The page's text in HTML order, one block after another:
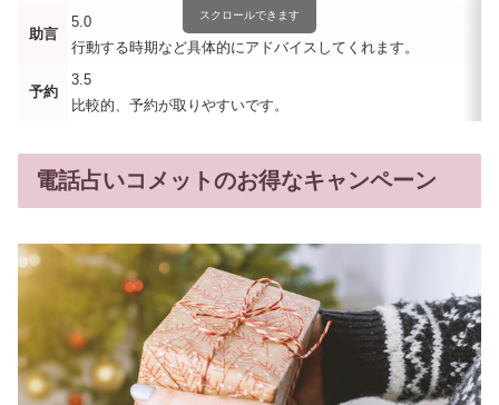
助言
5.0
行動する時期など具体的にアドバイスしてくれます。
予約
3.5
比較的、予約が取りやすいです。
スクロールできます
電話占いコメットのお得なキャンペーン